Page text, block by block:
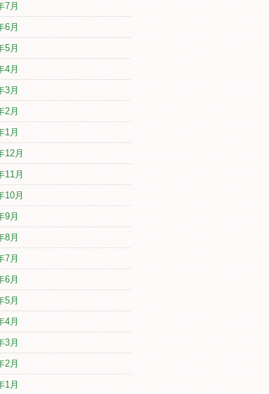
7月
6月
5月
4月
3月
2月
1月
12月
11月
10月
9月
8月
7月
6月
5月
4月
3月
2月
1月